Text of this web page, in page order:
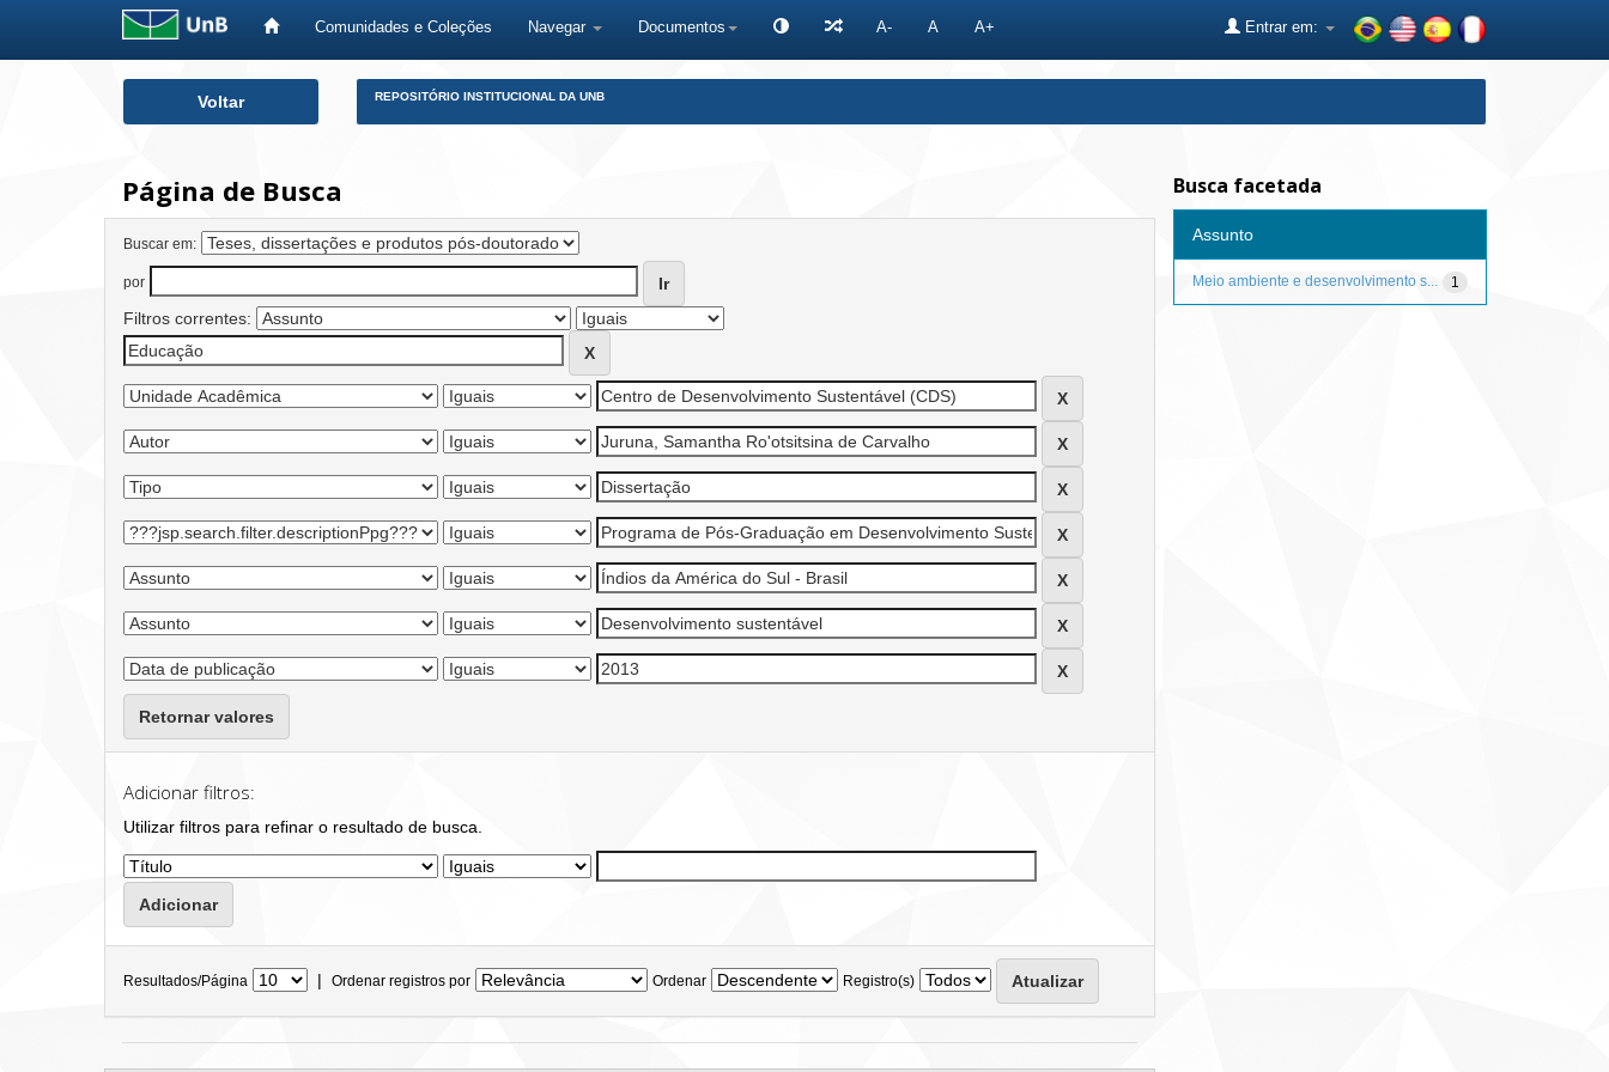
Comunidades e Coleções Navegar Documentos A- A A+ Entrar em:
Voltar REPOSITÓRIO INSTITUCIONAL DA UNB
Página de Busca
Buscar em:
por
Filtros correntes:
Retornar valores
Adicionar filtros:
Utilizar filtros para refinar o resultado de busca.
Resultados/Página | Ordenar registros por Ordenar Registro(s)
Busca facetada
Assunto
1
Meio ambiente e desenvolvimento s...